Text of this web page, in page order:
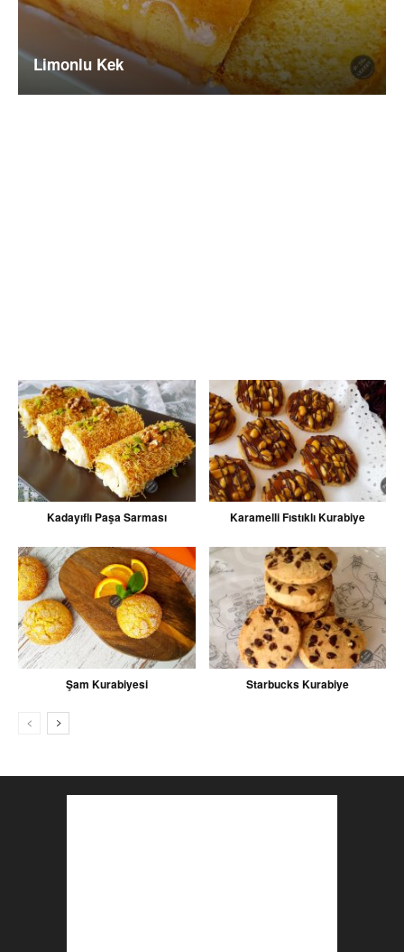
Limonlu Kek
Kadayıflı Paşa Sarması Karamelli Fıstıklı Kurabiye
Şam Kurabiyesi Starbucks Kurabiye